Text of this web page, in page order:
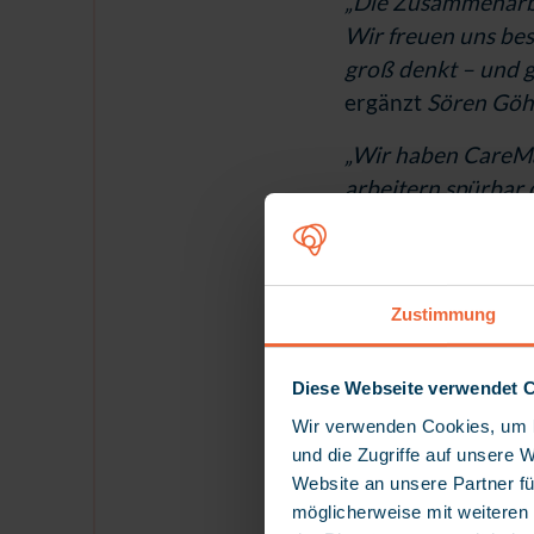
Zustimmung
Diese Webseite verwendet
Wir verwenden Cookies,
und die Zugriffe auf unsere
Website an unsere Partner
möglicherweise mit
Wir freuen uns
groß denkt – und
ergänzt Sören
„Wir haben
arbeitern spürbar
menschliche
gemeinsam fort.“,
Beide
Mit dieser
Innovationsführer